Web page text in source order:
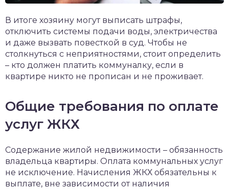
В итоге хозяину могут выписать штрафы,
отключить системы подачи воды, электричества
и даже вызвать повесткой в суд. Чтобы не
столкнуться с неприятностями, стоит определить
– кто должен платить коммуналку, если в
квартире никто не прописан и не проживает.
Общие требования по оплате
услуг ЖКХ
Содержание жилой недвижимости – обязанность
владельца квартиры. Оплата коммунальных услуг
не исключение. Начисления ЖКХ обязательны к
выплате, вне зависимости от наличия